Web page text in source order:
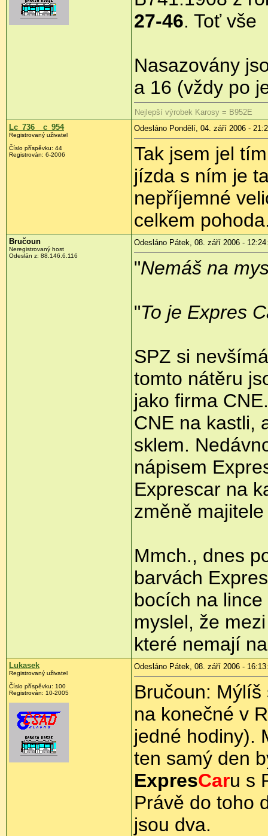
27-46. Toť vše
Nasazovány
a 16 (vždy po
Nejlepší výrobek Karosy = B952E
Lc_736__c_954
Registrovaný uživatel
Číslo příspěvku: 44
Registrován: 6-2006
Odesláno Pondělí, 04. září 2006 -
Tak jsem jel
jízda s ním je
nepříjemné
celkem
Bručoun
Neregistrovaný host
Odeslán z: 88.146.6.116
Odesláno Pátek, 08. září 2006 - 12:24
"Nemáš na
"To je Expres
SPZ si
tomto nátěru
jako firma
CNE na kastli,
sklem.
nápisem
Exprescar na
změně
Mmch., dnes
barvách
bocích na
myslel, že
které nemají
Lukasek
Registrovaný uživatel
Číslo příspěvku: 100
Registrován: 10-2005
Odesláno Pátek, 08. září 2006 - 16:13
Bručoun:
na konečné v
jedné hodiny).
ten samý den
ExpresCaru s
Právě do toho
jsou dva.